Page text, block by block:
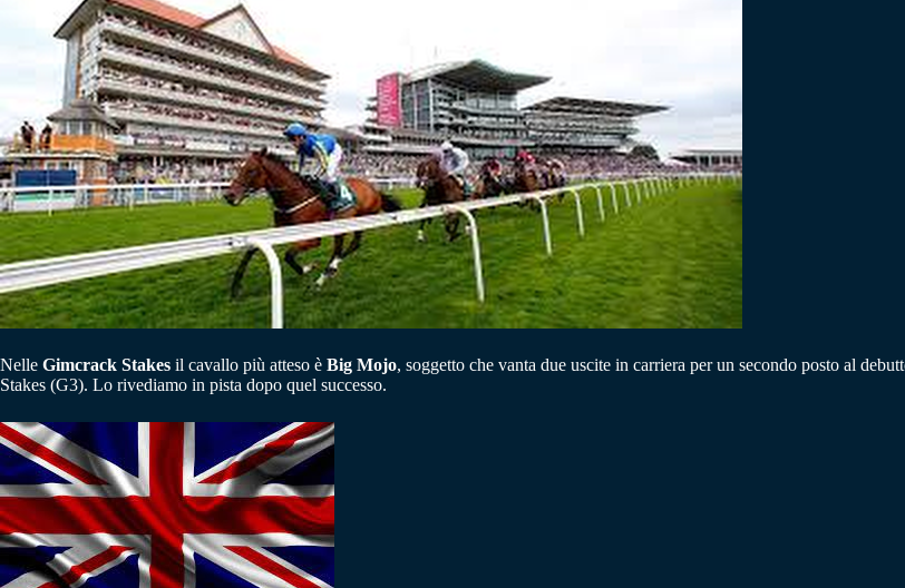
Nelle Gimcrack Stakes il cavallo più atteso è Big Mojo, soggetto che vanta due uscite in carriera per un secondo posto al
Stakes (G3). Lo rivediamo in pista dopo quel successo.